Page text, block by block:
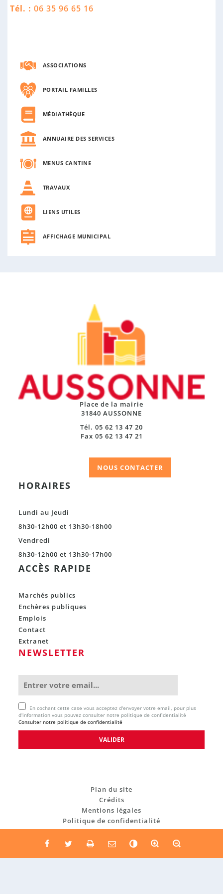
Tél. : 06 35 96 65 16
ASSOCIATIONS
PORTAIL FAMILLES
MÉDIATHÈQUE
ANNUAIRE DES SERVICES
MENUS CANTINE
TRAVAUX
LIENS UTILES
AFFICHAGE MUNICIPAL
Place de la mairie
31840 AUSSONNE
Tél. 05 62 13 47 20
Fax 05 62 13 47 21
NOUS CONTACTER
HORAIRES
Lundi au Jeudi
8h30-12h00 et 13h30-18h00
Vendredi
8h30-12h00 et 13h30-17h00
ACCÈS RAPIDE
Marchés publics
Enchères publiques
Emplois
Contact
Extranet
NEWSLETTER
En cochant cette case vous acceptez d'envoyer votre email, pour plus
d'information vous pouvez consulter notre politique de confidentialité
Consulter notre politique de confidentialité
Plan du site
Crédits
Mentions légales
Politique de confidentialité
n